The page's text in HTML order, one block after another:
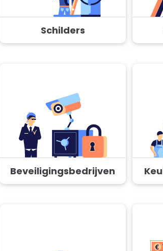
Schilders
Beveiligingsbedrijven